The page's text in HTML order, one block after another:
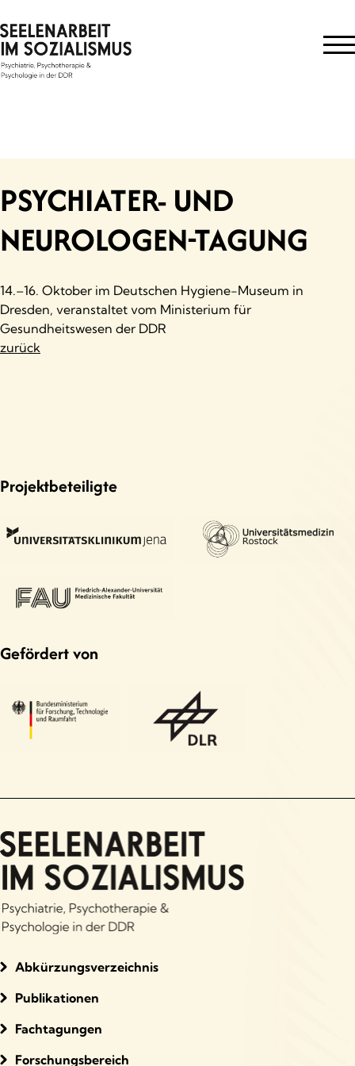
to
content
PSYCHIATER- UND
NEUROLOGEN-TAGUNG
14.–16. Oktober im Deutschen Hygiene-Museum in
Dresden, veranstaltet vom Ministerium für
Gesundheitswesen der DDR
zurück
Projektbeteiligte
Gefördert von
Abkürzungsverzeichnis
Publikationen
Fachtagungen
Forschungsbereich